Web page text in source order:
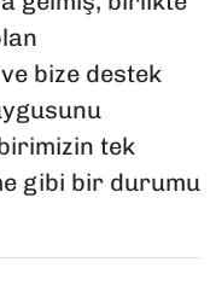
bize destek
tek
gibi bir durumu